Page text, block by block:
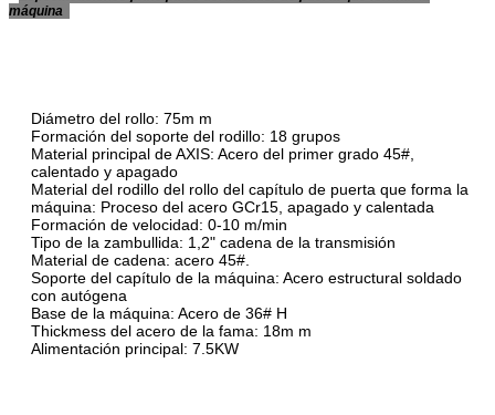
máquina
Diámetro del rollo: 75m m
Formación del soporte del rodillo: 18 grupos
Material principal de AXIS: Acero del primer grado 45#,
calentado y apagado
Material del rodillo del rollo del capítulo de puerta que forma la
máquina: Proceso del acero GCr15, apagado y calentada
Formación de velocidad: 0-10 m/min
Tipo de la zambullida: 1,2" cadena de la transmisión
Material de cadena: acero 45#.
Soporte del capítulo de la máquina: Acero estructural soldado
con autógena
Base de la máquina: Acero de 36# H
Thickmess del acero de la fama: 18m m
Alimentación principal: 7.5KW